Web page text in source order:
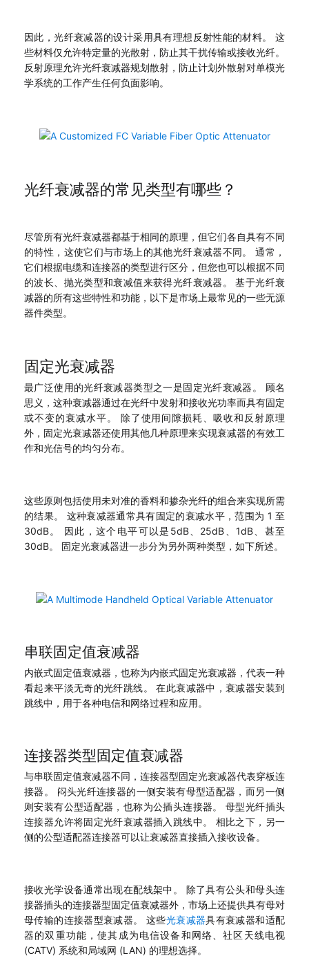
因此，光纤衰减器的设计采用具有理想反射性能的材料。 这
些材料仅允许特定量的光散射，防止其干扰传输或接收光纤。
反射原理允许光纤衰减器规划散射，防止计划外散射对单模光
学系统的工作产生任何负面影响。
光纤衰减器的常见类型有哪些？
尽管所有光纤衰减器都基于相同的原理，但它们各自具有不同
的特性，这使它们与市场上的其他光纤衰减器不同。 通常，
它们根据电缆和连接器的类型进行区分，但您也可以根据不同
的波长、抛光类型和衰减值来获得光纤衰减器。 基于光纤衰
减器的所有这些特性和功能，以下是市场上最常见的一些无源
器件类型。
固定光衰减器
最广泛使用的光纤衰减器类型之一是固定光纤衰减器。 顾名
思义，这种衰减器通过在光纤中发射和接收光功率而具有固定
或不变的衰减水平。 除了使用间隙损耗、吸收和反射原理
外，固定光衰减器还使用其他几种原理来实现衰减器的有效工
作和光信号的均匀分布。
这些原则包括使用未对准的香料和掺杂光纤的组合来实现所需
的结果。 这种衰减器通常具有固定的衰减水平，范围为 1 至
30dB。 因此，这个电平可以是5dB、25dB、1dB、甚至
30dB。 固定光衰减器进一步分为另外两种类型，如下所述。
串联固定值衰减器
内嵌式固定值衰减器，也称为内嵌式固定光衰减器，代表一种
看起来平淡无奇的光纤跳线。 在此衰减器中，衰减器安装到
跳线中，用于各种电信和网络过程和应用。
连接器类型固定值衰减器
与串联固定值衰减器不同，连接器型固定光衰减器代表穿板连
接器。 闷头光纤连接器的一侧安装有母型适配器，而另一侧
则安装有公型适配器，也称为公插头连接器。 母型光纤插头
连接器允许将固定光纤衰减器插入跳线中。 相比之下，另一
侧的公型适配器连接器可以让衰减器直接插入接收设备。
接收光学设备通常出现在配线架中。 除了具有公头和母头连
接器插头的连接器型固定值衰减器外，市场上还提供具有母对
母传输的连接器型衰减器。 这些光衰减器具有衰减器和适配
器的双重功能，使其成为电信设备和网络、社区天线电视
(CATV) 系统和局域网 (LAN) 的理想选择。